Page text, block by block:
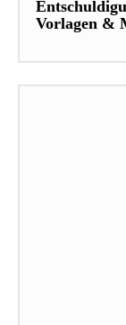
Vorlagen &